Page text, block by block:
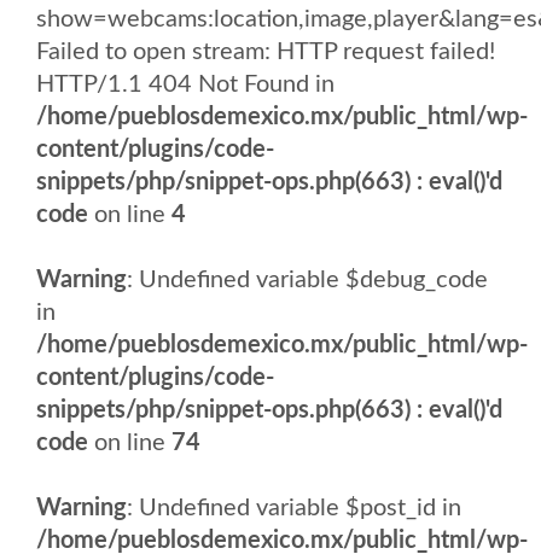
Failed to open stream: HTTP request failed!
HTTP/1.1 404 Not Found in
/home/pueblosdemexico.mx/public_html/wp-
content/plugins/code-
snippets/php/snippet-ops.php(663) : eval()'d
code on line 4
Warning: Undefined variable $debug_code
in
/home/pueblosdemexico.mx/public_html/wp-
content/plugins/code-
snippets/php/snippet-ops.php(663) : eval()'d
code on line 74
Warning: Undefined variable $post_id in
/home/pueblosdemexico.mx/public_html/wp-